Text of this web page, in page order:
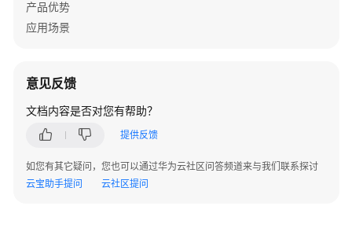
群
CodeArts
应
用
配
置
产品优势
应用场景
意见反馈
文档内容是否对您有帮助？
提供反馈
如您有其它疑问，您也可以通过华为云社区问答频道来与我们联系探讨
云宝助手提问
云社区提问